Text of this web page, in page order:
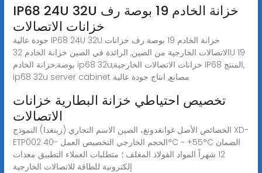
IP68 24U 32U خزانة الخادم 19 بوصة رف
خزانات الاتصالات
جودة عالية IP68 24U 32U خزانة الخادم 19 بوصة رف خزانات
الاتصالات الخارجية من الصين, الرائدة في الصين خزانة الخادم 32U 19
بوصة,خزانة الخادم ip68 32u,خزانات الاتصالات الخارجية IP68 المنتج,
ip68 32u server cabinet مصانع, انتاج جودة عالية
تخصيص احتياطي خزانة البطارية خزانات
الاتصالات
الخصائص الأصل غوانغدونغ، الصين الاسم التجاري (زينغدا) النموذج XD-
ETP002 الحجم الخارجي التخصيص العمل -40°C ~ +55°C الضمان
12 شهراً المواد الفولاذ المغلف ؛ متطلبات العملاء التطبيق معدات
إلكترونية للطاقة للاتصالات الخارجية